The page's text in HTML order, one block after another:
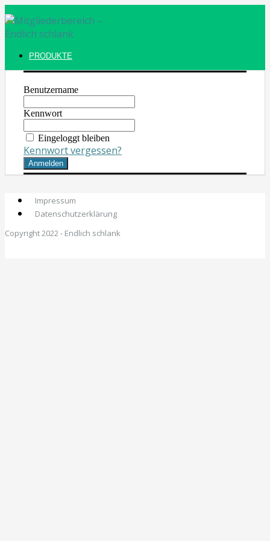
PRODUKTE
Benutzername
Kennwort
Eingeloggt bleiben
Kennwort vergessen?
Impressum
Datenschutzerklärung
Copyright 2022 - Endlich schlank